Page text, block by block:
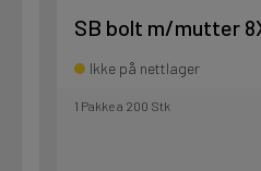
SB bolt m/mutter
Ikke på nettlager
1 Pakke a 200 Stk